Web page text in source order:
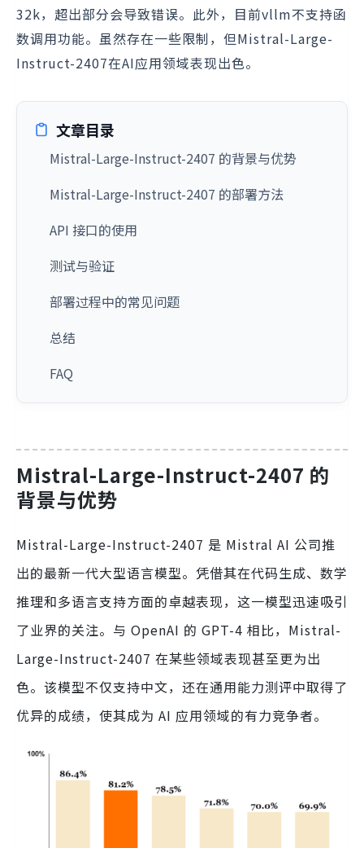
32k，超出部分会导致错误。此外，目前vllm不支持函
数调用功能。虽然存在一些限制，但Mistral-Large-
Instruct-2407在AI应用领域表现出色。
文章目录
Mistral-Large-Instruct-2407 的背景与优势
Mistral-Large-Instruct-2407 的部署方法
API 接口的使用
测试与验证
部署过程中的常见问题
总结
FAQ
Mistral-Large-Instruct-2407 的
背景与优势
Mistral-Large-Instruct-2407 是 Mistral AI 公司推
出的最新一代大型语言模型。凭借其在代码生成、数学
推理和多语言支持方面的卓越表现，这一模型迅速吸引
了业界的关注。与 OpenAI 的 GPT-4 相比，Mistral-
Large-Instruct-2407 在某些领域表现甚至更为出
色。该模型不仅支持中文，还在通用能力测评中取得了
优异的成绩，使其成为 AI 应用领域的有力竞争者。